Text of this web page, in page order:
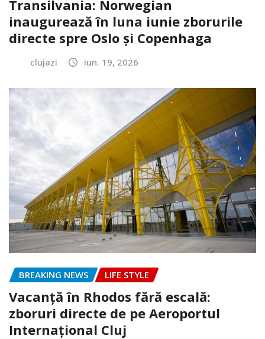
Transilvania: Norwegian
inaugurează în luna iunie zborurile
directe spre Oslo și Copenhaga
clujazi iun. 19, 2026
BREAKING NEWS LIFE STYLE
Vacanță în Rhodos fără escală:
zboruri directe de pe Aeroportul
Internațional Cluj